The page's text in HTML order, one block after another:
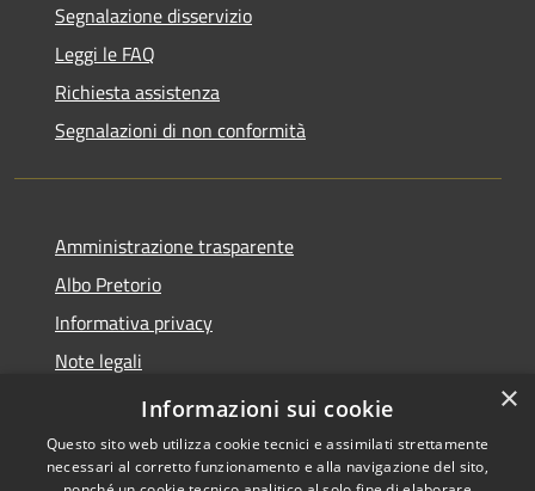
Segnalazione disservizio
Leggi le FAQ
Richiesta assistenza
Segnalazioni di non conformità
Amministrazione trasparente
Albo Pretorio
Informativa privacy
Note legali
Dichiarazione di accessibilità
×
Informazioni sui cookie
Questo sito web utilizza cookie tecnici e assimilati strettamente
necessari al corretto funzionamento e alla navigazione del sito,